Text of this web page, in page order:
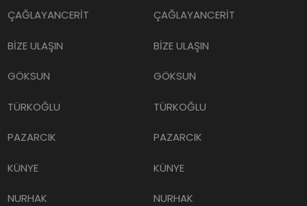
ÇAĞLAYANCERİT
BİZE ULAŞIN
GÖKSUN
TÜRKOĞLU
PAZARCIK
KÜNYE
NURHAK
ÇAĞLAYANCERİT
BİZE ULAŞIN
GÖKSUN
TÜRKOĞLU
PAZARCIK
KÜNYE
NURHAK